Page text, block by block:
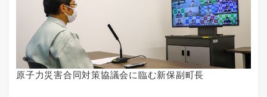
原子力災害合同対策協議会に臨む新保副町長